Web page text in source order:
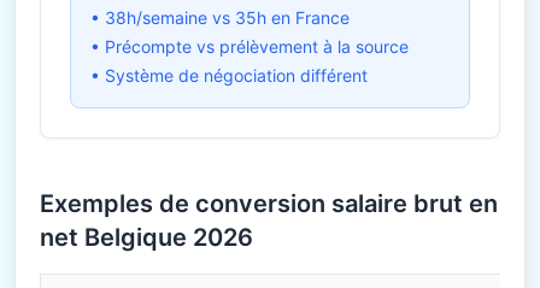
• 38h/semaine vs 35h en France
• Précompte vs prélèvement à la source
• Système de négociation différent
Exemples de conversion salaire brut en
net Belgique 2026